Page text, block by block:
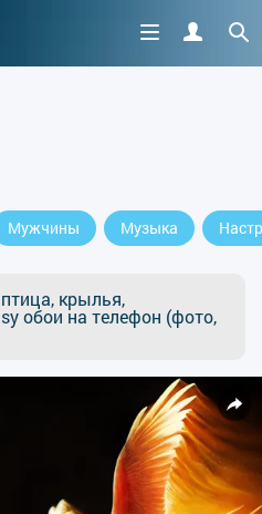
Мужчины Музыка
крылья,
обои на телефон (фото,